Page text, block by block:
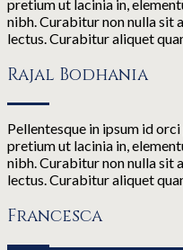
pretium ut lacinia in,
nibh. Curabitur non nulla sit
lectus. Curabitur aliquet
Rajal Bodhania
Pellentesque in ipsum id
pretium ut lacinia in,
nibh. Curabitur non nulla sit
lectus. Curabitur aliquet
Francesca